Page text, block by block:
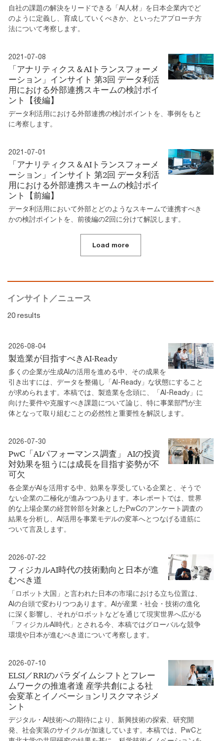
自社の課題の解決をリードできる「AI人材」を日本企業内でど
のように定義し、育成していくべきか、といったアプローチ方
法について考察します。
2021-07-08
「アナリティクス＆AIトランスフォーメ
ーション」インサイト 第3回 データ利活
用における外部連携スキームの検討ポイ
ント【後編】
データ利活用における外部連携の検討ポイントを、事例をもと
に考察します。
2021-07-01
「アナリティクス＆AIトランスフォーメ
ーション」インサイト 第2回 データ利活
用における外部連携スキームの検討ポイ
ント【前編】
データ利活用において外部とどのようなスキームで連携すべき
かの検討ポイントを、前後編の2回に分けて解説します。
Load more
インサイト／ニュース
20 results
2026-08-04
製造業が目指すべきAI-Ready
多くの企業が生成AIの活用を進める中、その成果を
引き出すには、データを整備し「AI-Ready」な状態にすること
が求められます。本稿では、製造業を念頭に、「AI-Ready」に
向けた要件や克服すべき課題について論じ、特に事業部門が主
体となって取り組むことの必然性と重要性を解説します。
2026-07-30
PwC「AIパフォーマンス調査」 AIの投資
対効果を狙うには成長を目指す姿勢が不
可欠
各企業がAIを活用する中、効果を享受している企業と、そうで
ない企業の二極化が進みつつあります。本レポートでは、世界
的な上場企業の経営幹部を対象としたPwCのアンケート調査の
結果を分析し、AI活用を事業モデルの変革へとつなげる道筋に
ついて言及します。
2026-07-22
フィジカルAI時代の技術動向と日本が進
むべき道
「ロボット大国」と言われた日本の市場における立ち位置は、
AIの台頭で変わりつつあります。AIが産業・社会・技術の進化
に深く影響し、それがロボットなどを通じて現実世界へ広がる
「フィジカルAI時代」とされる今、本稿ではグローバルな競争
環境や日本が進むべき道について考察します。
2026-07-10
ELSI／RRIのパラダイムシフトとフレー
ムワークの推進者達 産学共創による社
会変革とイノベーションリスクマネジメ
ント
デジタル・AI技術への期待により、新興技術の探索、研究開
発、社会実装のサイクルが加速しています。本稿では、PwCと